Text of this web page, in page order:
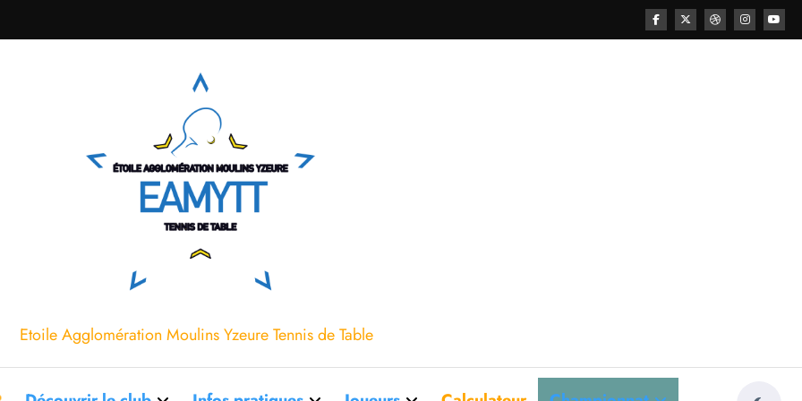
Etoile Agglomération Moulins Yzeure Tennis de Table